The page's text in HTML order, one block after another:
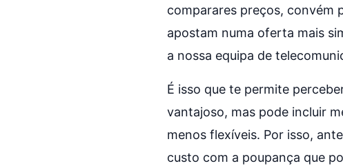
comparares preços, convém
apostam numa oferta mais
a nossa equipa de
É isso que te permite
vantajoso, mas pode incluir
menos flexíveis. Por isso,
custo com a poupança que